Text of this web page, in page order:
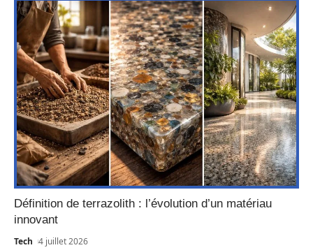
Définition de terrazolith : l’évolution d’un matériau
innovant
Tech 4 juillet 2026